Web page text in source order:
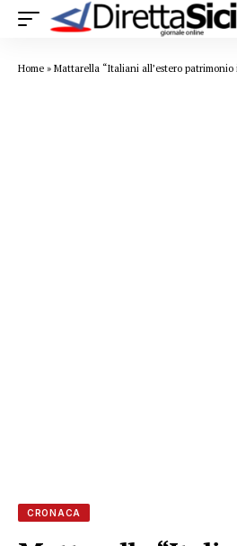
Home » Mattarella “Italiani all’estero patrimonio
CRONACA